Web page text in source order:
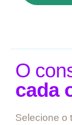
O
cada
Selecione o